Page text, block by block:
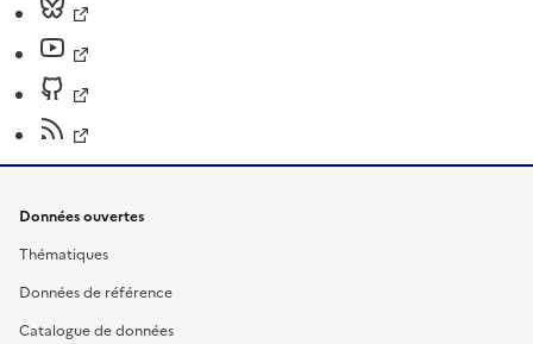
Données ouvertes
Thématiques
Données de référence
Catalogue de données